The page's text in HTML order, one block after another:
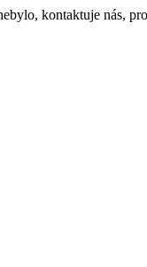
kontaktuje nás,